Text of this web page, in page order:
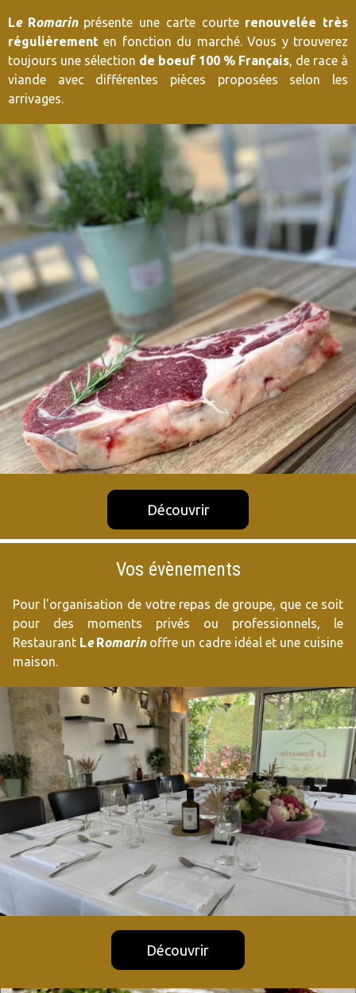
Le Romarinprésente une carte courte renouvelée très
régulièrement en fonction du marché. Vous y trouverez
toujours une sélection de boeuf 100 % Français, de race à
viande avec différentes pièces proposées selon les
arrivages.
Découvrir
Vos évènements
Pour l'organisation de votre repas de groupe, que ce soit
pour des moments privés ou professionnels, le
Restaurant LeRomarinoffre un cadre idéal et une cuisine
maison.
Découvrir